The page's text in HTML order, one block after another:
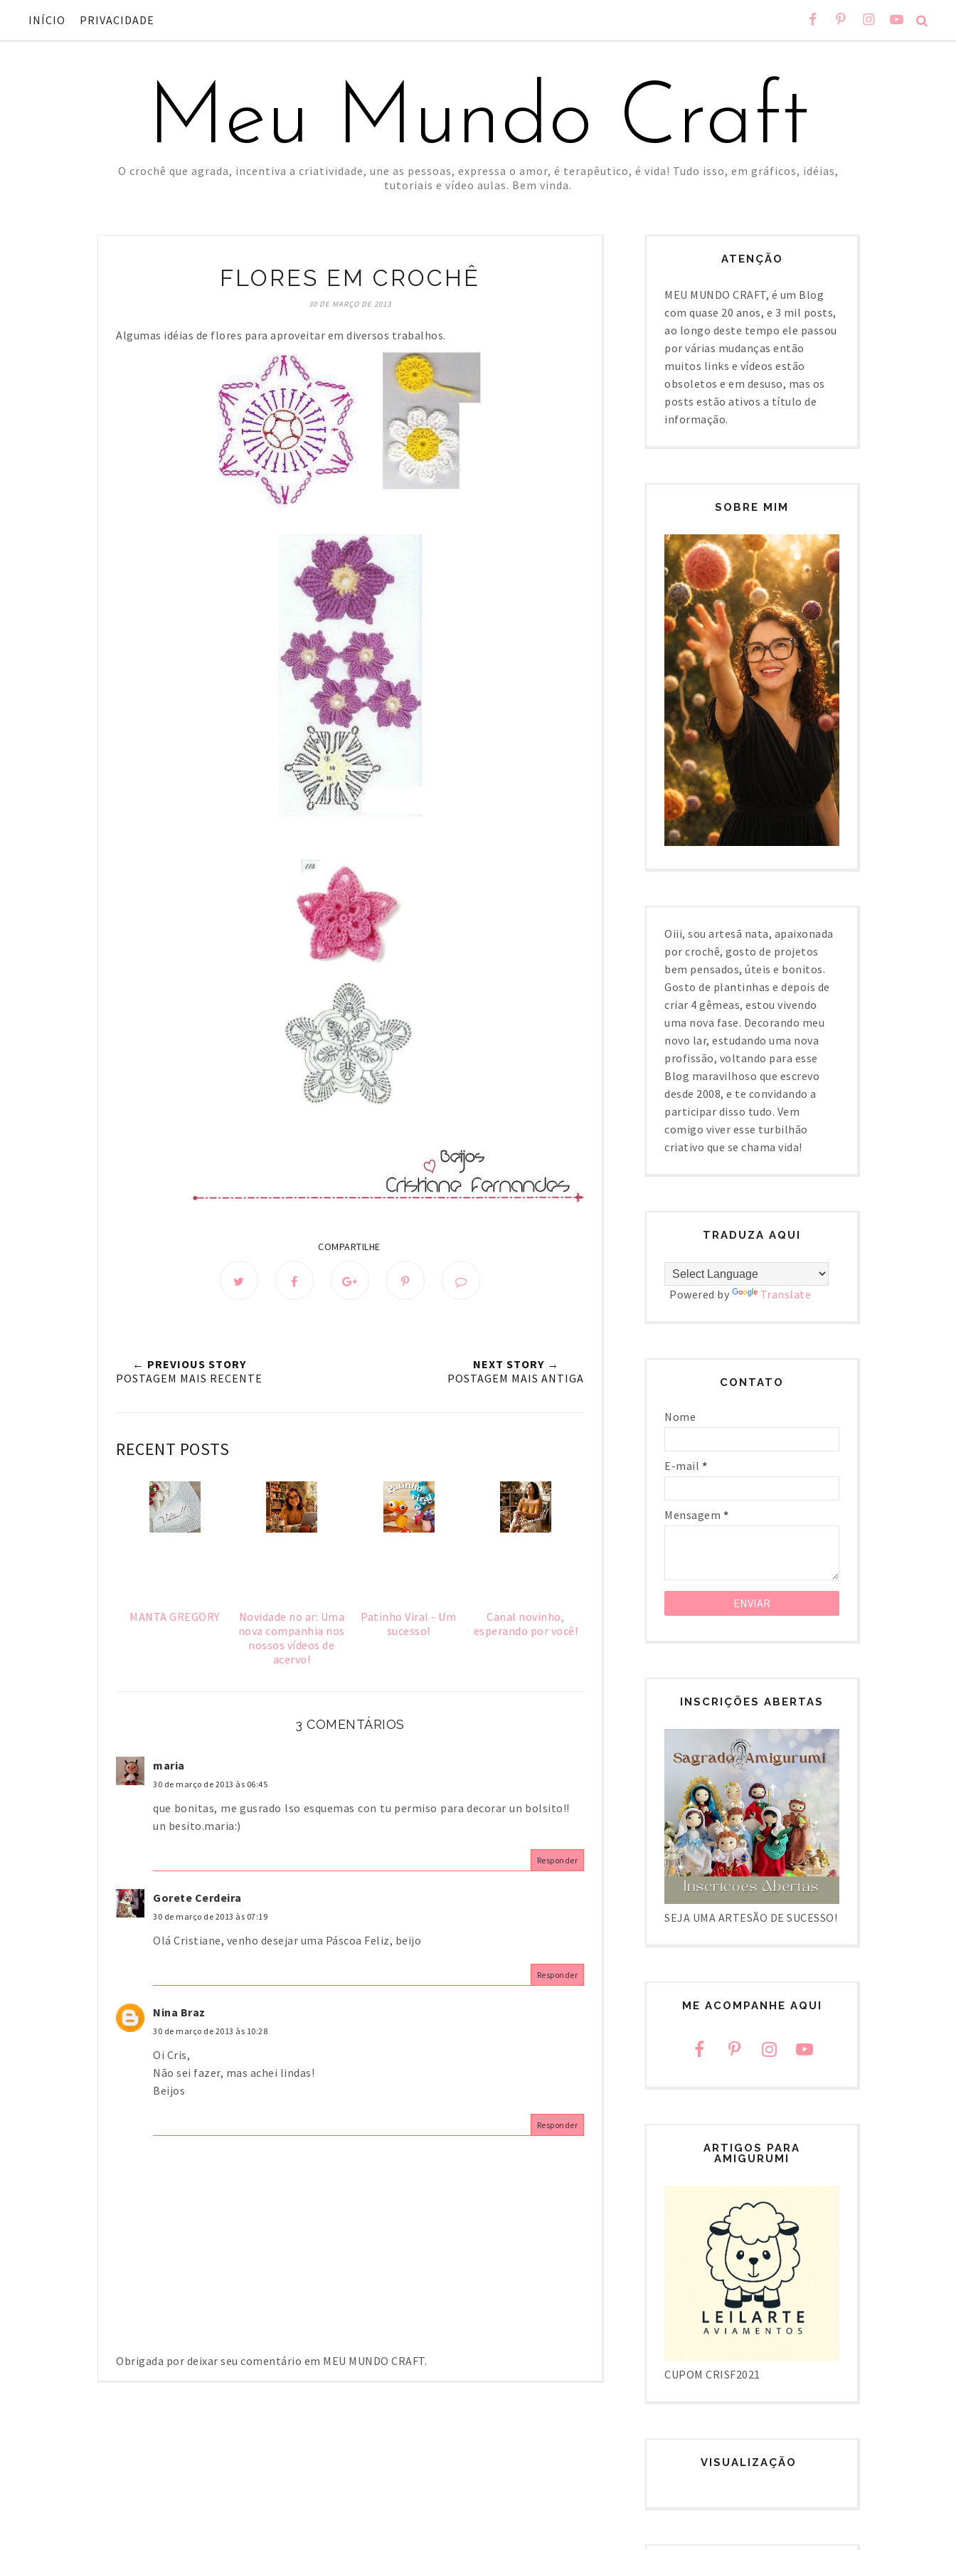
INÍCIO PRIVACIDADE
Meu Mundo Craft
O crochê que agrada, incentiva a criatividade, une as pessoas, expressa o amor, é terapêutico, é vida! Tudo isso, em gráficos, idéias,
tutoriais e vídeo aulas. Bem vinda.
FLORES EM CROCHÊ
30 DE MARÇO DE 2013
Algumas idéias de flores para aproveitar em diversos trabalhos.
← PREVIOUS STORY
POSTAGEM MAIS RECENTE
NEXT STORY →
POSTAGEM MAIS ANTIGA
RECENT POSTS
MANTA GREGORY
Novidade no ar: Uma
nova companhia nos
nossos vídeos de
acervo!
Patinho Viral - Um
sucesso!
Canal novinho,
esperando por você!
3 COMENTÁRIOS
maria
30 de março de 2013 às 06:45
que bonitas, me gusrado lso esquemas con tu permiso para decorar un bolsito!!
un besito.maria:)
Responder
Gorete Cerdeira
30 de março de 2013 às 07:19
Olá Cristiane, venho desejar uma Páscoa Feliz, beijo
Responder
Nina Braz
30 de março de 2013 às 10:28
Oi Cris,
Não sei fazer, mas achei lindas!
Beijos
Responder
Obrigada por deixar seu comentário em MEU MUNDO CRAFT.
ATENÇÃO
MEU MUNDO CRAFT, é um Blog
com quase 20 anos, e 3 mil posts,
ao longo deste tempo ele passou
por várias mudanças então
muitos links e vídeos estão
obsoletos e em desuso, mas os
posts estão ativos a título de
informação.
SOBRE MIM
Oiii, sou artesã nata, apaixonada
por crochê, gosto de projetos
bem pensados, úteis e bonitos.
Gosto de plantinhas e depois de
criar 4 gêmeas, estou vivendo
uma nova fase. Decorando meu
novo lar, estudando uma nova
profissão, voltando para esse
Blog maravilhoso que escrevo
desde 2008, e te convidando a
participar disso tudo. Vem
comigo viver esse turbilhão
criativo que se chama vida!
TRADUZA AQUI
Powered by Translate
CONTATO
Nome
E-mail *
Mensagem *
INSCRIÇÕES ABERTAS
SEJA UMA ARTESÃO DE SUCESSO!
ME ACOMPANHE AQUI
ARTIGOS PARA
AMIGURUMI
CUPOM CRISF2021
VISUALIZAÇÃO